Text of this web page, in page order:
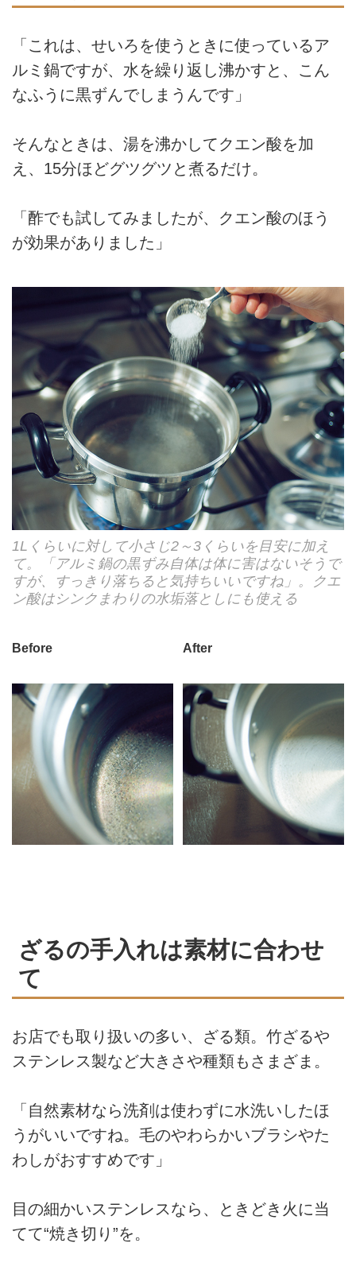
「これは、せいろを使うときに使っているア
ルミ鍋ですが、水を繰り返し沸かすと、こん
なふうに黒ずんでしまうんです」
そんなときは、湯を沸かしてクエン酸を加
え、15分ほどグツグツと煮るだけ。
「酢でも試してみましたが、クエン酸のほう
が効果がありました」
1Lくらいに対して小さじ2～3くらいを目安に加え
て。「アルミ鍋の黒ずみ自体は体に害はないそうで
すが、すっきり落ちると気持ちいいですね」。クエ
ン酸はシンクまわりの水垢落としにも使える
Before After
ざるの手入れは素材に合わせ
て
お店でも取り扱いの多い、ざる類。竹ざるや
ステンレス製など大きさや種類もさまざま。
「自然素材なら洗剤は使わずに水洗いしたほ
うがいいですね。毛のやわらかいブラシやた
わしがおすすめです」
目の細かいステンレスなら、ときどき火に当
てて“焼き切り”を。